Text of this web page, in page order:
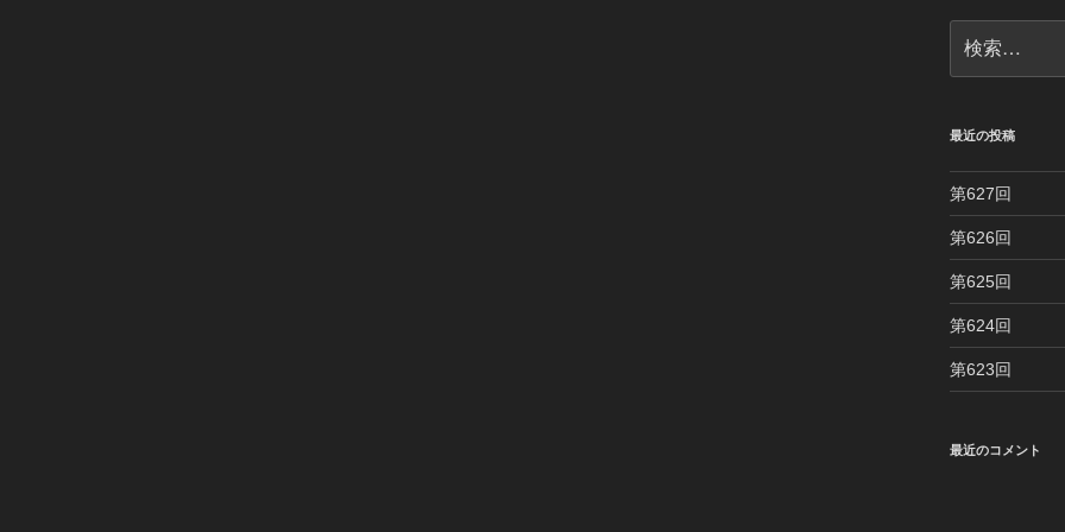
索:
最近の投稿
第627回
第626回
第625回
第624回
第623回
最近のコメント